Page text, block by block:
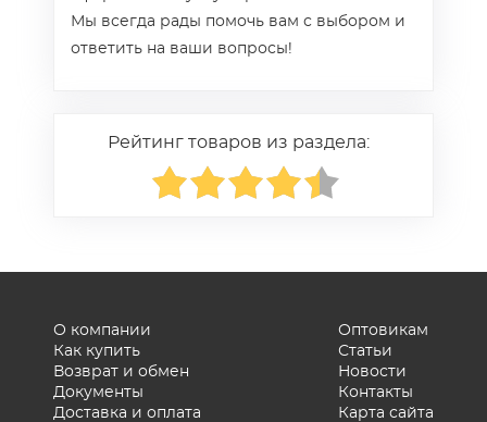
Мы всегда рады помочь вам с выбором и
ответить на ваши вопросы!
Рейтинг товаров из раздела:
О компании
Как купить
Возврат и обмен
Документы
Доставка и оплата
Оптовикам
Статьи
Новости
Контакты
Карта сайта